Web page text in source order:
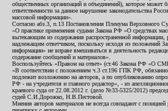
общественных организаций и объединений), которое может
ответственности за данное нарушение законодательства
массовой информации».
Согласно абз.3, п.13 Постановления Пленума Верховного
«О практике применения судами Закона РФ «О средствах
вытекающим из содержания распространенной информации,
надлежащим ответчиком, поскольку исходя из положений
информации» не вправе вмешиваться в деятельность
содержание сообщений и материалов».
Воспользуйтесь «Правом на ответ» (ст.46 Закона РФ «О
«В соответствии с положением ч.3 ст.196 ГПК РФ,
подлежит возложению на авторов, а по опубликованию
РФ - на учредителя и главного редактор», - из
краевого суда от 22.08.2012 г. (дело №33-5325/2012)
судей С.И.Дорожко, Н.В.Пестовой.
Мнения авторов материалов не всегда совпадают с